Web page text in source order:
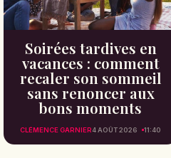
Soirées tardives en
vacances : comment
recaler son sommeil
sans renoncer aux
bons moments
CLÉMENCE GARNIER4 AOÛT 2026 11:40